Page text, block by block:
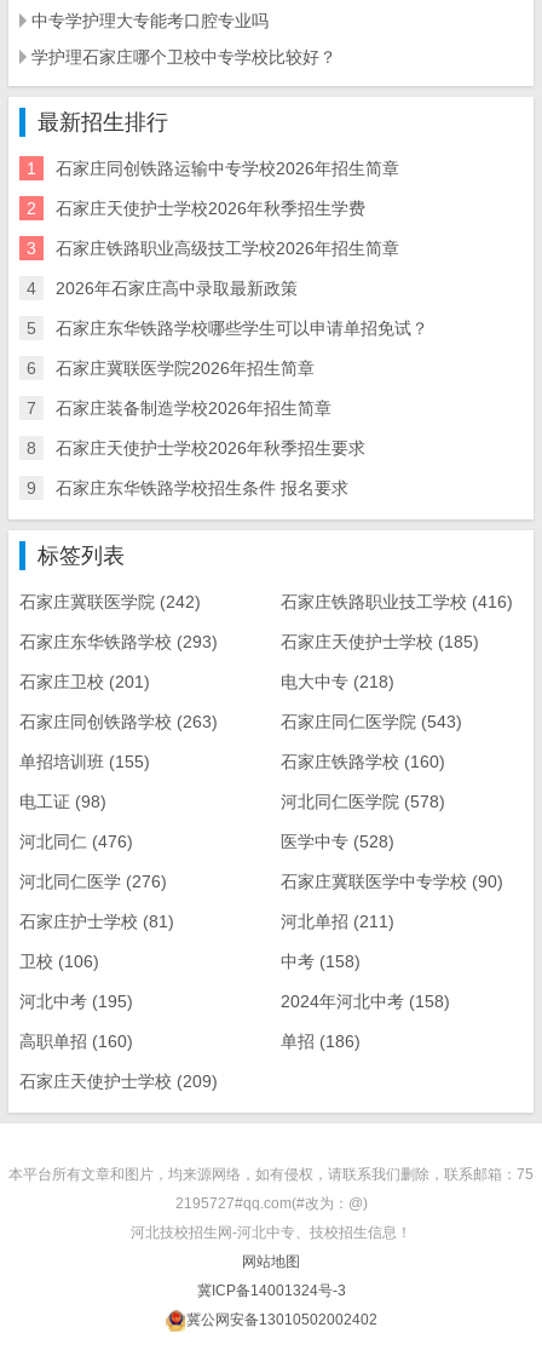
中专学护理大专能考口腔专业吗
学护理石家庄哪个卫校中专学校比较好？
最新招生排行
1 石家庄同创铁路运输中专学校2026年招生简章
2 石家庄天使护士学校2026年秋季招生学费
3 ​石家庄铁路职业高级技工学校2026年招生简章
4 2026年石家庄高中录取最新政策
5 石家庄东华铁路学校哪些学生可以申请单招免试？
6 石家庄冀联医学院2026年招生简章
7 石家庄装备制造学校2026年招生简章
8 石家庄天使护士学校2026年秋季招生要求
9 石家庄东华铁路学校招生条件 报名要求
标签列表
石家庄冀联医学院 (242) 石家庄铁路职业技工学校 (416)
石家庄东华铁路学校 (293) 石家庄天使护士学校 (185)
石家庄卫校 (201) 电大中专 (218)
石家庄同创铁路学校 (263) 石家庄同仁医学院 (543)
单招培训班 (155) 石家庄铁路学校 (160)
电工证 (98) 河北同仁医学院 (578)
河北同仁 (476) 医学中专 (528)
河北同仁医学 (276) 石家庄冀联医学中专学校 (90)
石家庄护士学校 (81) 河北单招 (211)
卫校 (106) 中考 (158)
河北中考 (195) 2024年河北中考 (158)
高职单招 (160) 单招 (186)
石家庄天使护士学校 (209)
本平台所有文章和图片，均来源网络，如有侵权，请联系我们删除，联系邮箱：75
2195727#qq.com(#改为：@)
河北技校招生网-河北中专、技校招生信息！
网站地图
冀ICP备14001324号-3
冀公网安备13010502002402